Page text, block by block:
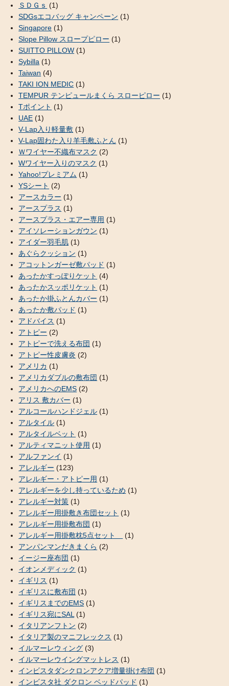
ＳＤＧｓ (1)
SDGsエコバッグ キャンペーン (1)
Singapore (1)
Slope Pillow スロープピロー (1)
SUITTO PILLOW (1)
Sybilla (1)
Taiwan (4)
TAKI ION MEDIC (1)
TEMPUR テンピュールまくら スローピロー (1)
Tポイント (1)
UAE (1)
V-Lap入り軽量敷 (1)
V-Lap固わた入り羊毛敷ふとん (1)
Ｗワイヤー不織布マスク (2)
Wワイヤー入りのマスク (1)
Yahoo!プレミアム (1)
YSシート (2)
アースカラー (1)
アースプラス (1)
アースプラス・エアー専用 (1)
アイソレーションガウン (1)
アイダー羽毛肌 (1)
あぐらクッション (1)
アコットンガーゼ敷パッド (1)
あったかすっぽりケット (4)
あったかスッポリケット (1)
あったか掛ふとんカバー (1)
あったか敷パッド (1)
アドバイス (1)
アトピー (2)
アトピーで洗える布団 (1)
アトピー性皮膚炎 (2)
アメリカ (1)
アメリカダブルの敷布団 (1)
アメリカへのEMS (2)
アリス 敷カバー (1)
アルコールハンドジェル (1)
アルタイル (1)
アルタイルベット (1)
アルティマニット使用 (1)
アルファンイ (1)
アレルギー (123)
アレルギー・アトピー用 (1)
アレルギーを少し持っているため (1)
アレルギー対策 (1)
アレルギー用掛敷き布団セット (1)
アレルギー用掛敷布団 (1)
アレルギー用掛敷枕5点セット
(1)
アンパンマンだきまくら (2)
イージー座布団 (1)
イオンメディック (1)
イギリス (1)
イギリスに敷布団 (1)
イギリスまでのEMS (1)
イギリス宛にSAL (1)
イタリアンフトン (2)
イタリア製のマニフレックス (1)
イルマーレウィング (3)
イルマーレウイングマットレス (1)
インビスタダンクロンアクア増量掛け布団 (1)
インビスタ社 ダクロン ベッドパッド (1)